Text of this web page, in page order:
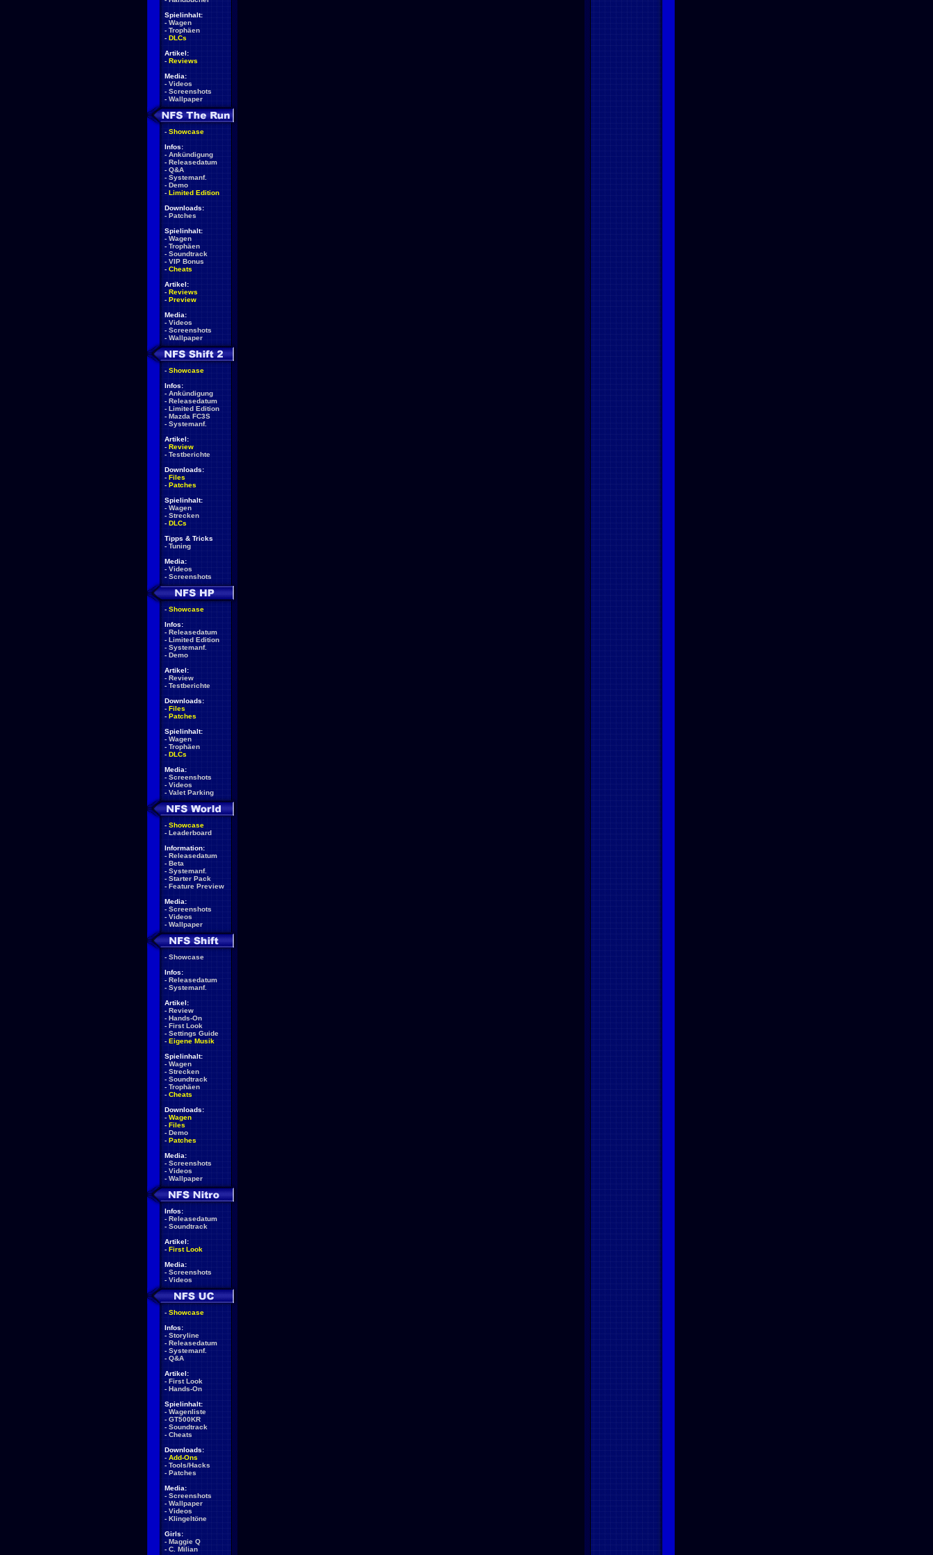
Spielinhalt:
- Wagen
- Trophäen
- DLCs
Artikel:
- Reviews
Media:
- Videos
- Screenshots
- Wallpaper
- Showcase
Infos:
- Ankündigung
- Releasedatum
- Q&A
- Systemanf.
- Demo
- Limited Edition
Downloads:
- Patches
Spielinhalt:
- Wagen
- Trophäen
- Soundtrack
- VIP Bonus
- Cheats
Artikel:
- Reviews
- Preview
Media:
- Videos
- Screenshots
- Wallpaper
- Showcase
Infos:
- Ankündigung
- Releasedatum
- Limited Edition
- Mazda FC3S
- Systemanf.
Artikel:
- Review
- Testberichte
Downloads:
- Files
- Patches
Spielinhalt:
- Wagen
- Strecken
- DLCs
Tipps & Tricks
- Tuning
Media:
- Videos
- Screenshots
- Showcase
Infos:
- Releasedatum
- Limited Edition
- Systemanf.
- Demo
Artikel:
- Review
- Testberichte
Downloads:
- Files
- Patches
Spielinhalt:
- Wagen
- Trophäen
- DLCs
Media:
- Screenshots
- Videos
- Valet Parking
- Showcase
- Leaderboard
Information:
- Releasedatum
- Beta
- Systemanf.
- Starter Pack
- Feature Preview
Media:
- Screenshots
- Videos
- Wallpaper
- Showcase
Infos:
- Releasedatum
- Systemanf.
Artikel:
- Review
- Hands-On
- First Look
- Settings Guide
- Eigene Musik
Spielinhalt:
- Wagen
- Strecken
- Soundtrack
- Trophäen
- Cheats
Downloads:
- Wagen
- Files
- Demo
- Patches
Media:
- Screenshots
- Videos
- Wallpaper
Infos:
- Releasedatum
- Soundtrack
Artikel:
- First Look
Media:
- Screenshots
- Videos
- Showcase
Infos:
- Storyline
- Releasedatum
- Systemanf.
- Q&A
Artikel:
- First Look
- Hands-On
Spielinhalt:
- Wagenliste
- GT500KR
- Soundtrack
- Cheats
Downloads:
- Add-Ons
- Tools/Hacks
- Patches
Media:
- Screenshots
- Wallpaper
- Videos
- Klingeltöne
Girls:
- Maggie Q
- C. Milian